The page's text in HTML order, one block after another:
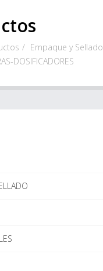
Empaque y Sellado
DOSIFICADORES